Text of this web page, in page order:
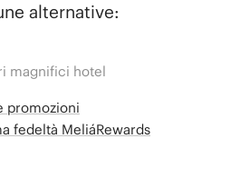
alternative:
magnifici hotel
promozioni
fedeltà MeliáRewards